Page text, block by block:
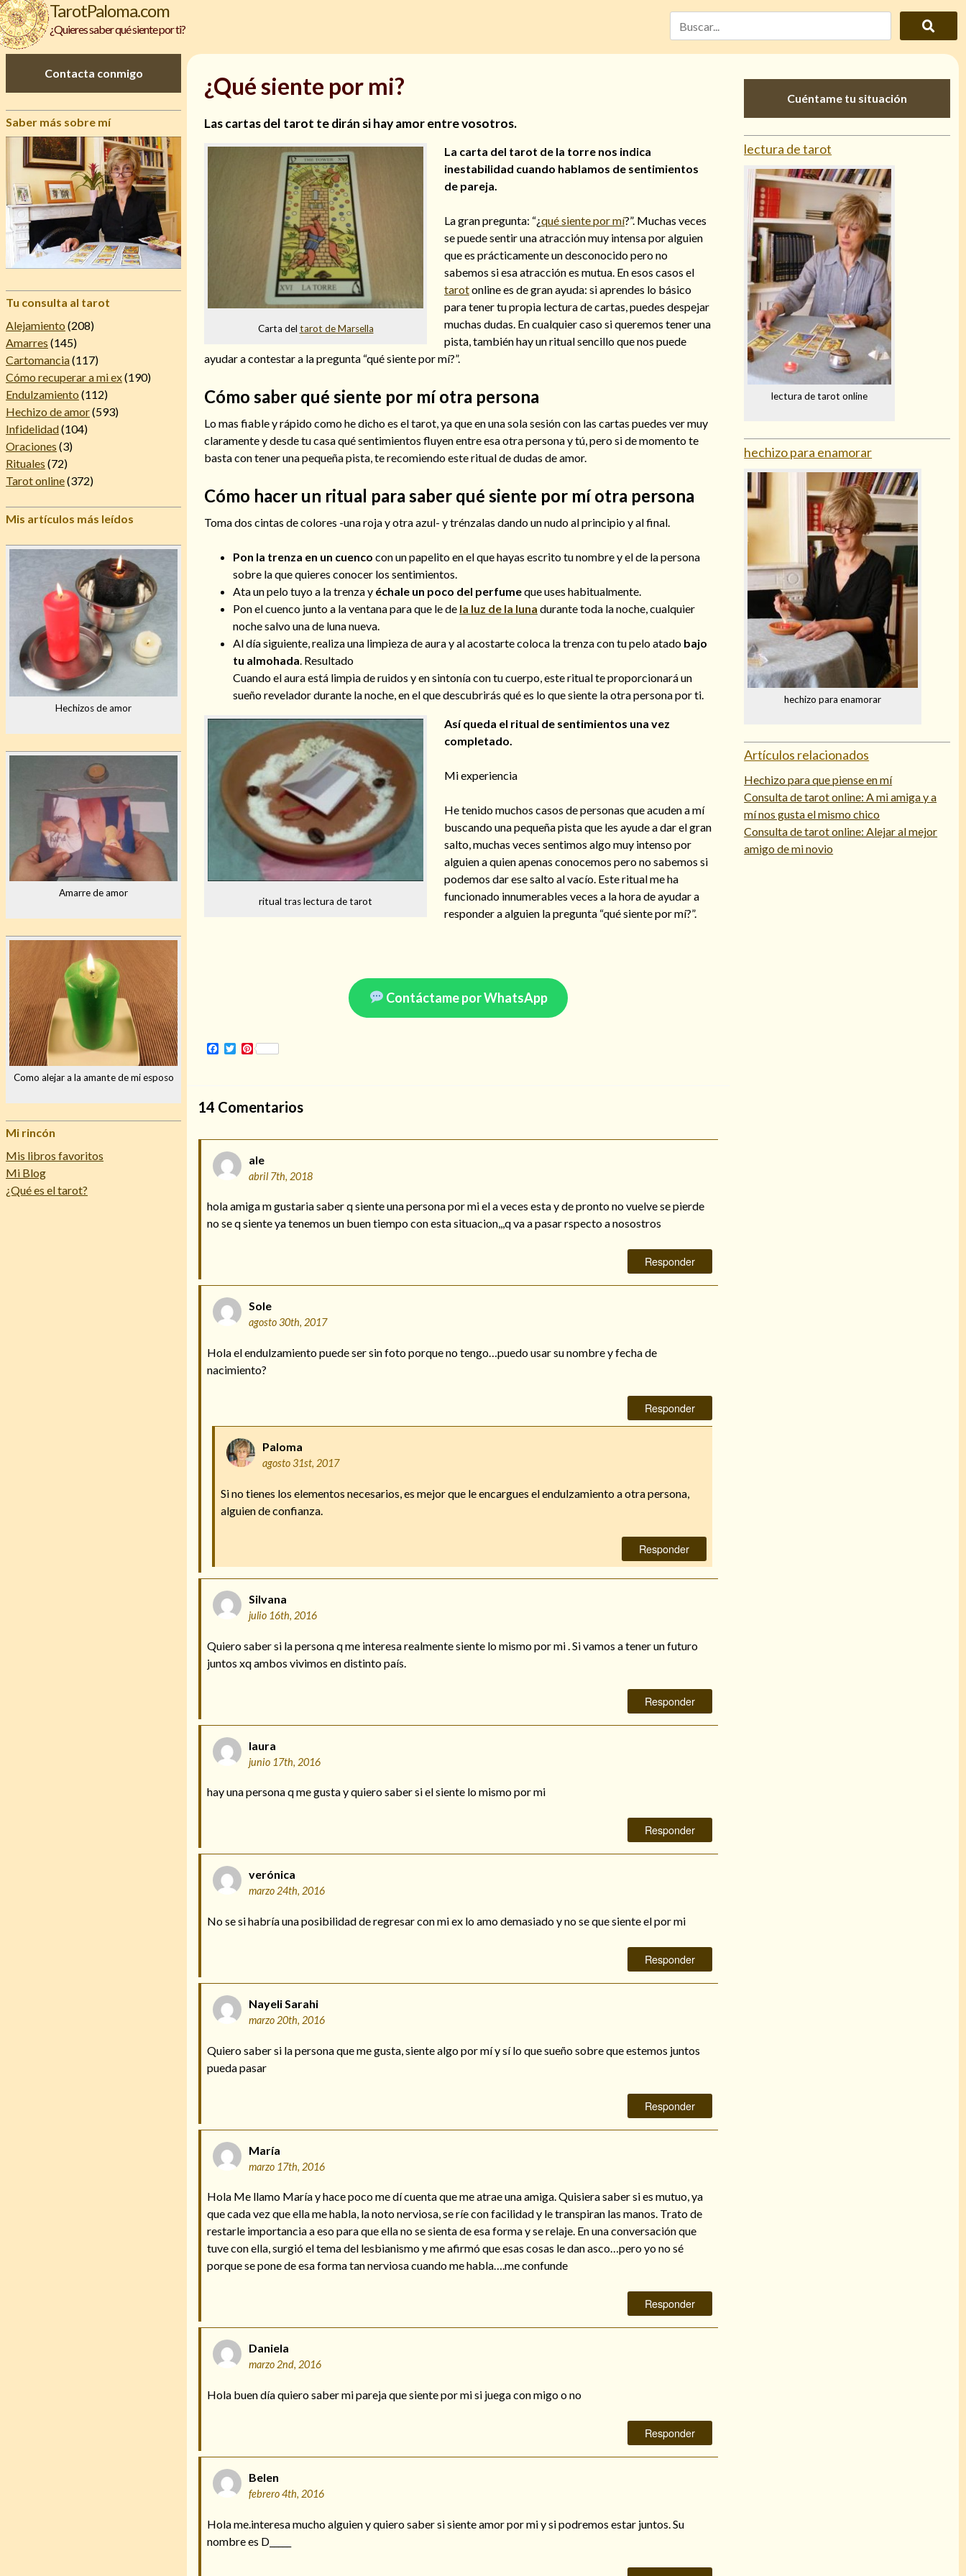
TarotPaloma.com
¿Quieres saber qué siente por ti?
Contacta conmigo
Saber más sobre mí
Tu consulta al tarot
Alejamiento (208)
Amarres (145)
Cartomancia(117)
Cómo recuperar a mi ex(190)
Endulzamiento (112)
Hechizo de amor(593)
Infidelidad(104)
Oraciones (3)
Rituales (72)
Tarot online(372)
Mis artículos más leídos
Hechizos de amor
Amarre de amor
Como alejar a la amante de mi esposo
Mi rincón
Mis libros favoritos
Mi Blog
¿Qué es el tarot?
¿Qué siente por mi?
Las cartas del tarot te dirán si hay amor entre vosotros.
Carta del tarot de Marsella
La carta del tarot de la torre nos indica
inestabilidad cuando hablamos de sentimientos
de pareja.
La gran pregunta: “¿qué siente por mí?”. Muchas veces
se puede sentir una atracción muy intensa por alguien
que es prácticamente un desconocido pero no
sabemos si esa atracción es mutua. En esos casos el
tarotonline es de gran ayuda: si aprendes lo básico
para tener tu propia lectura de cartas, puedes despejar
muchas dudas. En cualquier caso si queremos tener una
pista, también hay un ritual sencillo que nos puede
ayudar a contestar a la pregunta “qué siente por mí?”.
Cómo saber qué siente por mí otra persona
Lo mas fiable y rápido como he dicho es el tarot, ya que en una sola sesión con las cartas puedes ver muy
claramente y desde tu casa qué sentimientos fluyen entre esa otra persona y tú, pero si de momento te
basta con tener una pequeña pista, te recomiendo este ritual de dudas de amor.
Cómo hacer un ritual para saber qué siente por mí otra persona
Toma dos cintas de colores -una roja y otra azul- y trénzalas dando un nudo al principio y al final.
Pon la trenza en un cuenco con un papelito en el que hayas escrito tu nombre y el de la persona
sobre la que quieres conocer los sentimientos.
Ata un pelo tuyo a la trenza y échale un poco del perfumeque uses habitualmente.
Pon el cuenco junto a la ventana para que le de la luz de la luna durante toda la noche, cualquier
noche salvo una de luna nueva.
Al día siguiente, realiza una limpieza de aura y al acostarte coloca la trenza con tu pelo atado bajo
tu almohada . Resultado
Cuando el aura está limpia de ruidos y en sintonía con tu cuerpo, este ritual te proporcionará un
sueño revelador durante la noche, en el que descubrirás qué es lo que siente la otra persona por ti.
ritual tras lectura de tarot
Así queda el ritual de sentimientos una vez
completado.
Mi experiencia
He tenido muchos casos de personas que acuden a mí
buscando una pequeña pista que les ayude a dar el gran
salto, muchas veces sentimos algo muy intenso por
alguien a quien apenas conocemos pero no sabemos si
podemos dar ese salto al vacío. Este ritual me ha
funcionado innumerables veces a la hora de ayudar a
responder a alguien la pregunta “qué siente por mí?”.
Contáctame por WhatsApp
Facebook
Twitter
Pinterest
14 Comentarios
ale
abril 7th, 2018
hola amiga m gustaria saber q siente una persona por mi el a veces esta y de pronto no vuelve se pierde
no se q siente ya tenemos un buen tiempo con esta situacion,,,q va a pasar rspecto a nosostros
Responder
Sole
agosto 30th, 2017
Hola el endulzamiento puede ser sin foto porque no tengo…puedo usar su nombre y fecha de
nacimiento?
Responder
Paloma
agosto 31st, 2017
Si no tienes los elementos necesarios, es mejor que le encargues el endulzamiento a otra persona,
alguien de confianza.
Responder
Silvana
julio 16th, 2016
Quiero saber si la persona q me interesa realmente siente lo mismo por mi . Si vamos a tener un futuro
juntos xq ambos vivimos en distinto país.
Responder
laura
junio 17th, 2016
hay una persona q me gusta y quiero saber si el siente lo mismo por mi
Responder
verónica
marzo 24th, 2016
No se si habría una posibilidad de regresar con mi ex lo amo demasiado y no se que siente el por mi
Responder
Nayeli Sarahi
marzo 20th, 2016
Quiero saber si la persona que me gusta, siente algo por mí y sí lo que sueño sobre que estemos juntos
pueda pasar
Responder
María
marzo 17th, 2016
Hola Me llamo María y hace poco me dí cuenta que me atrae una amiga. Quisiera saber si es mutuo, ya
que cada vez que ella me habla, la noto nerviosa, se ríe con facilidad y le transpiran las manos. Trato de
restarle importancia a eso para que ella no se sienta de esa forma y se relaje. En una conversación que
tuve con ella, surgió el tema del lesbianismo y me afirmó que esas cosas le dan asco…pero yo no sé
porque se pone de esa forma tan nerviosa cuando me habla….me confunde
Responder
Daniela
marzo 2nd, 2016
Hola buen día quiero saber mi pareja que siente por mi si juega con migo o no
Responder
Belen
febrero 4th, 2016
Hola me.interesa mucho alguien y quiero saber si siente amor por mi y si podremos estar juntos. Su
nombre es D_____
Cuéntame tu situación
lectura de tarot
lectura de tarot online
hechizo para enamorar
hechizo para enamorar
Artículos relacionados
Hechizo para que piense en mí
Consulta de tarot online: A mi amiga y a
mí nos gusta el mismo chico
Consulta de tarot online: Alejar al mejor
amigo de mi novio